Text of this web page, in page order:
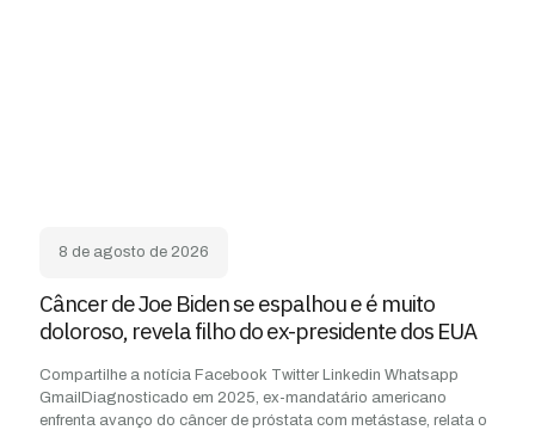
8 de agosto de 2026
Câncer de Joe Biden se espalhou e é muito
doloroso, revela filho do ex-presidente dos EUA
Compartilhe a notícia Facebook Twitter Linkedin Whatsapp
GmailDiagnosticado em 2025, ex-mandatário americano
enfrenta avanço do câncer de próstata com metástase, relata o